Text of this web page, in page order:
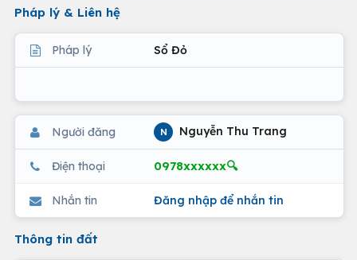
Pháp lý & Liên hệ
Pháp lý Sổ Đỏ
Người đăng N Nguyễn Thu Trang
Điện thoại 0978xxxxxx🔍
Nhắn tin Đăng nhập để nhắn tin
Thông tin đất